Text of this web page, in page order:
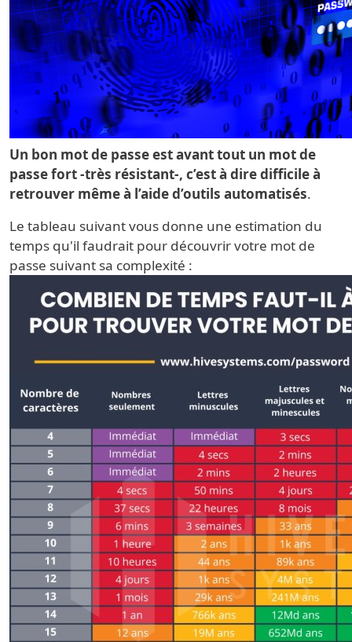
Un bon mot de passe est avant tout un mot de
passe fort -très résistant-, c’est à dire difficile à
retrouver même à l’aide d’outils automatisés.
Le tableau suivant vous donne une estimation du
temps qu'il faudrait pour découvrir votre mot de
passe suivant sa complexité :